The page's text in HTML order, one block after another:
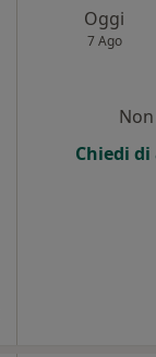
Oggi
7 Ago
Chiedi